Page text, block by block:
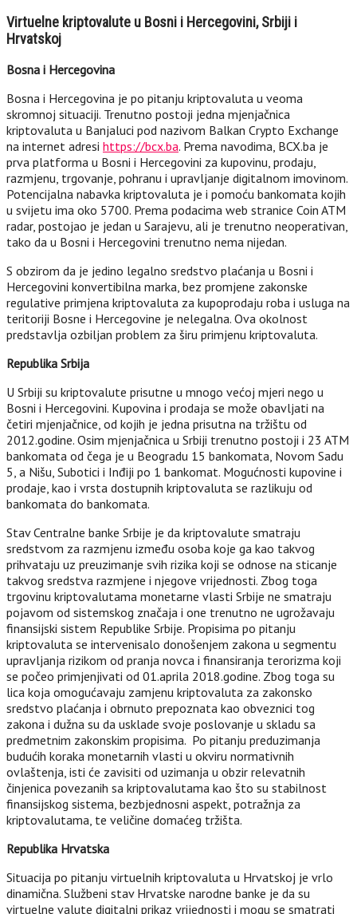
Virtuelne kriptovalute u Bosni i Hercegovini, Srbiji i
Hrvatskoj
Bosna i Hercegovina
Bosna i Hercegovina je po pitanju kriptovaluta u veoma
skromnoj situaciji. Trenutno postoji jedna mjenjačnica
kriptovaluta u Banjaluci pod nazivom Balkan Crypto Exchange
na internet adresi https://bcx.ba. Prema navodima, BCX.ba je
prva platforma u Bosni i Hercegovini za kupovinu, prodaju,
razmjenu, trgovanje, pohranu i upravljanje digitalnom imovinom.
Potencijalna nabavka kriptovaluta je i pomoću bankomata kojih
u svijetu ima oko 5700. Prema podacima web stranice Coin ATM
radar, postojao je jedan u Sarajevu, ali je trenutno neoperativan,
tako da u Bosni i Hercegovini trenutno nema nijedan.
S obzirom da je jedino legalno sredstvo plaćanja u Bosni i
Hercegovini konvertibilna marka, bez promjene zakonske
regulative primjena kriptovaluta za kupoprodaju roba i usluga na
teritoriji Bosne i Hercegovine je nelegalna. Ova okolnost
predstavlja ozbiljan problem za širu primjenu kriptovaluta.
Republika Srbija
U Srbiji su kriptovalute prisutne u mnogo većoj mjeri nego u
Bosni i Hercegovini. Kupovina i prodaja se može obavljati na
četiri mjenjačnice, od kojih je jedna prisutna na tržištu od
2012.godine. Osim mjenjačnica u Srbiji trenutno postoji i 23 ATM
bankomata od čega je u Beogradu 15 bankomata, Novom Sadu
5, a Nišu, Subotici i Inđiji po 1 bankomat. Mogućnosti kupovine i
prodaje, kao i vrsta dostupnih kriptovaluta se razlikuju od
bankomata do bankomata.
Stav Centralne banke Srbije je da kriptovalute smatraju
sredstvom za razmjenu između osoba koje ga kao takvog
prihvataju uz preuzimanje svih rizika koji se odnose na sticanje
takvog sredstva razmjene i njegove vrijednosti. Zbog toga
trgovinu kriptovalutama monetarne vlasti Srbije ne smatraju
pojavom od sistemskog značaja i one trenutno ne ugrožavaju
finansijski sistem Republike Srbije. Propisima po pitanju
kriptovaluta se intervenisalo donošenjem zakona u segmentu
upravljanja rizikom od pranja novca i finansiranja terorizma koji
se počeo primjenjivati od 01.aprila 2018.godine. Zbog toga su
lica koja omogućavaju zamjenu kriptovaluta za zakonsko
sredstvo plaćanja i obrnuto prepoznata kao obveznici tog
zakona i dužna su da usklade svoje poslovanje u skladu sa
predmetnim zakonskim propisima. Po pitanju preduzimanja
budućih koraka monetarnih vlasti u okviru normativnih
ovlaštenja, isti će zavisiti od uzimanja u obzir relevatnih
činjenica povezanih sa kriptovalutama kao što su stabilnost
finansijskog sistema, bezbjednosni aspekt, potražnja za
kriptovalutama, te veličine domaćeg tržišta.
Republika Hrvatska
Situacija po pitanju virtuelnih kriptovaluta u Hrvatskoj je vrlo
dinamična. Službeni stav Hrvatske narodne banke je da su
virtuelne valute digitalni prikaz vrijednosti i mogu se smatrati